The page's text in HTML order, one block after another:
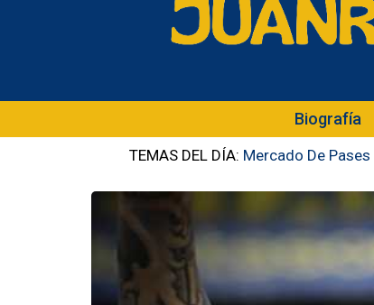
Biografía
TEMAS DEL DÍA: Mercado De Pases